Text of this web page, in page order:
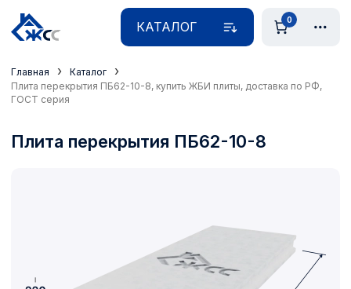
КАТАЛОГ 0
Главная › Каталог ›
Плита перекрытия ПБ62-10-8, купить ЖБИ плиты, доставка по РФ,
ГОСТ серия
Плита перекрытия ПБ62-10-8